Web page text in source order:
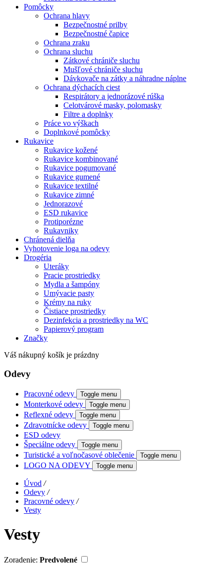
Pomôcky
Ochrana hlavy
Bezpečnostné prilby
Bezpečnostné čapice
Ochrana zraku
Ochrana sluchu
Zátkové chrániče sluchu
Mušľové chrániče sluchu
Dávkovače na zátky a náhradne náplne
Ochrana dýchacích ciest
Respirátory a jednorázové rúška
Celotvárové masky, polomasky
Filtre a doplnky
Práce vo výškach
Doplnkové pomôcky
Rukavice
Rukavice kožené
Rukavice kombinované
Rukavice pogumované
Rukavice gumené
Rukavice textilné
Rukavice zimné
Jednorazové
ESD rukavice
Protiporézne
Rukavniky
Chránená dielňa
Vyhotovenie loga na odevy
Drogéria
Uteráky
Pracie prostriedky
Mydla a šampóny
Umývacie pasty
Krémy na ruky
Čistiace prostriedky
Dezinfekcia a prostriedky na WC
Papierový program
Značky
Váš nákupný košík je prázdny
Odevy
Pracovné odevy Toggle menu
Monterkové odevy Toggle menu
Reflexné odevy Toggle menu
Zdravotnícke odevy Toggle menu
ESD odevy
Špeciálne odevy
Toggle menu
Turistické a voľnočasové oblečenie Toggle menu
LOGO NA ODEVY Toggle menu
Úvod /
Odevy /
Pracovné odevy /
Vesty
Vesty
Zoradenie: Predvolené